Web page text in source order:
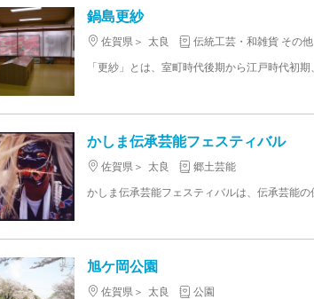
鍋島更紗
佐賀県 太良
伝統工芸・和雑貨 その他
かしま伝承芸能フェスティバル
佐賀県 太良
郷土芸能
旭ケ岡公園
佐賀県 太良
公園